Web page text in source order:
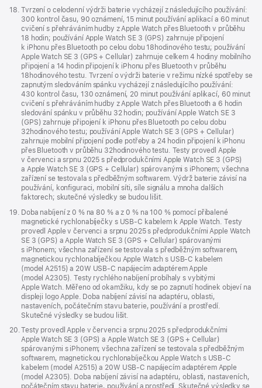
Poznámka
18. Tvrzení o celodenní výdrži baterie vycházejí z následujícího používání:
300 kontrol času, 90 oznámení, 15 minut používání aplikací a 60 minut
cvičení s přehráváním hudby z Apple Watch přes Bluetooth v průběhu
18 hodin; používání Apple Watch SE 3 (GPS) zahrnuje připojení
k iPhonu přes Bluetooth po celou dobu 18hodinového testu; používání
Apple Watch SE 3 (GPS + Cellular) zahrnuje celkem 4 hodiny mobilního
připojení a 14 hodin připojení k iPhonu přes Bluetooth v průběhu
18hodinového testu. Tvrzení o výdrži baterie v režimu nízké spotřeby se
zapnutým sledováním spánku vycházejí z následujícího používání:
430 kontrol času, 130 oznámení, 20 minut používání aplikací, 60 minut
cvičení s přehráváním hudby z Apple Watch přes Bluetooth a 6 hodin
sledování spánku v průběhu 32 hodin; používání Apple Watch SE 3
(GPS) zahrnuje připojení k iPhonu přes Bluetooth po celou dobu
32hodinového testu; používání Apple Watch SE 3 (GPS + Cellular)
zahrnuje mobilní připojení podle potřeby a 24 hodin připojení k iPhonu
přes Bluetooth v průběhu 32hodinového testu. Testy provedl Apple
v červenci a srpnu 2025 s předprodukčními Apple Watch SE 3 (GPS)
a Apple Watch SE 3 (GPS + Cellular) spárovanými s iPhonem; všechna
zařízení se testovala s předběžným softwarem. Výdrž baterie závisí na
používání, konfiguraci, mobilní síti, síle signálu a mnoha dalších
faktorech; skutečné výsledky se budou lišit.
Poznámka
19. Doba nabíjení z 0 % na 80 % a z 0 % na 100 % pomocí přibalené
magnetické rychlonabíječky s USB‑C kabelem k Apple Watch. Testy
provedl Apple v červenci a srpnu 2025 s předprodukčními Apple Watch
SE 3 (GPS) a Apple Watch SE 3 (GPS + Cellular) spárovanými
s iPhonem; všechna zařízení se testovala s předběžným softwarem,
magnetickou rychlonabíječkou Apple Watch s USB‑C kabelem
(model A2515) a 20W USB‑C napájecím adaptérem Apple
(model A2305). Testy rychlého nabíjení probíhaly s vybitými
Apple Watch. Měřeno od okamžiku, kdy se po zapnutí hodinek objeví na
displeji logo Apple. Doba nabíjení závisí na adaptéru, oblasti,
nastaveních, počátečním stavu baterie, používání a prostředí.
Skutečné výsledky se budou lišit.
Poznámka
20.Testy provedl Apple v červenci a srpnu 2025 s předprodukčními
Apple Watch SE 3 (GPS) a Apple Watch SE 3 (GPS + Cellular)
spárovanými s iPhonem; všechna zařízení se testovala s předběžným
softwarem, magnetickou rychlonabíječkou Apple Watch s USB‑C
kabelem (model A2515) a 20W USB‑C napájecím adaptérem Apple
(model A2305). Doba nabíjení závisí na adaptéru, oblasti, nastaveních,